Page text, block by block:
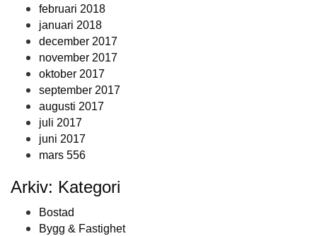
februari 2018
januari 2018
december 2017
november 2017
oktober 2017
september 2017
augusti 2017
juli 2017
juni 2017
mars 556
Arkiv: Kategori
Bostad
Bygg & Fastighet